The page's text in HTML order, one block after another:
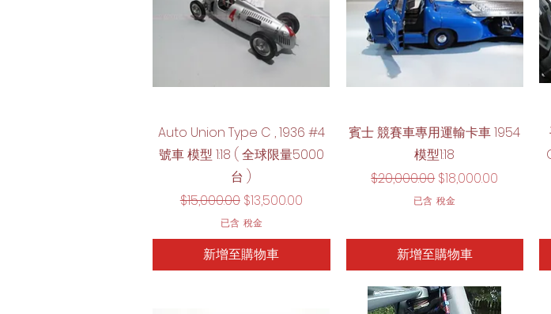
快速瀏覽
Auto Union Type C , 1936 #4
號車 模型 1:18 ( 全球限量5000
台 )
一般價格
$15,000.00 促銷價格
$13,500.00
已含 稅金
新增至購物車
快速瀏覽
賓士 競賽車專用運輸卡車 1954
模型1:18
一般價格
$20,000.00 促銷價格
$18,000.00
已含 稅金
新增至購物車